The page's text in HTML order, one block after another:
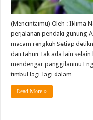
(Mencintaimu) Oleh : Iklima
perjalanan pendaki gunung
macam rengkuh Setiap
dan tahun Tak ada lain
mendengar panggilanmu
timbul lagi-lagi dalam …
Read More »